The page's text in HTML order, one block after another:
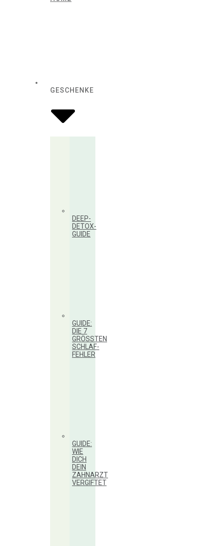
GESCHENKE
DEEP-
DETOX-
GUIDE
GUIDE:
DIE 7
GRÖSSTEN S
CHLAF-F
EHLER
GUIDE:
WIE
DICH
DEIN
ZAHNARZT
VERGIFTET